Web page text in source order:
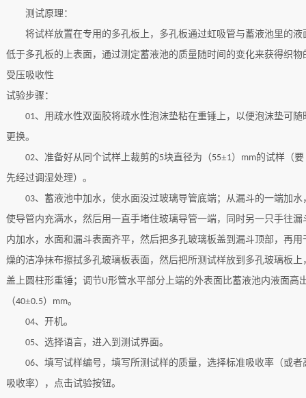
测试原理：
将试样放置在专用的多孔板上，多孔板通过虹吸管与蓄液池里的液
低于多孔板的上表面，通过测定蓄液池的质量随时间的变化来获得织物
受压吸收性
试验步骤：
01、用疏水性双面胶将疏水性泡沫垫粘在重锤上，以便泡沫垫可随
更换。
02、准备好从同个试样上裁剪的5块直径为（55±1） mm的试样（要
先经过调湿处理）。
03、蓄液池中加水，使水面没过玻璃导管底端；从漏斗的一端加水
使导管内充满水，然后用一直手堵住玻璃导管一端，同时另一只手往漏
内加水，水面和漏斗表面齐平，然后把多孔玻璃板盖到漏斗顶部，再用
燥的洁净抹布擦拭多孔玻璃板表面，然后把所测试样放到多孔玻璃板上
盖上圆柱形重锤；调节U形管水平部分上端的外表面比蓄液池内液面高
（40±0.5） mm。
04、开机。
05、选择语言，进入到测试界面。
06、填写试样编号，填写所测试样的质量，选择标准吸收率（或者
吸收率），点击试验按钮。